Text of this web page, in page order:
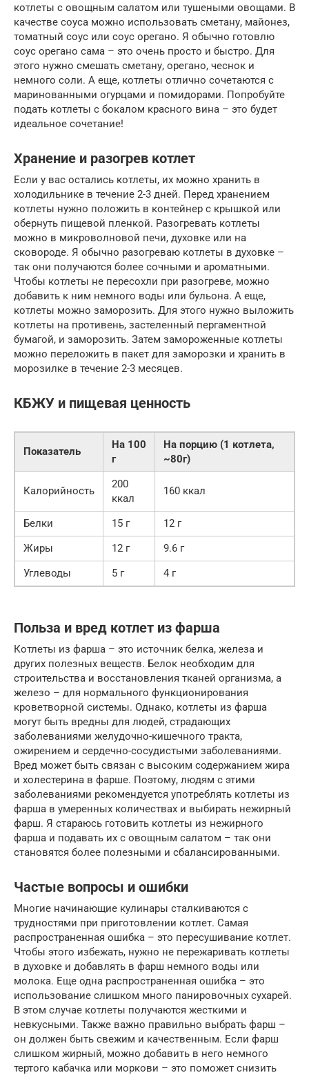
котлеты с овощным салатом или тушеными овощами. В
качестве соуса можно использовать сметану, майонез,
томатный соус или соус орегано. Я обычно готовлю
соус орегано сама – это очень просто и быстро. Для
этого нужно смешать сметану, орегано, чеснок и
немного соли. А еще, котлеты отлично сочетаются с
маринованными огурцами и помидорами. Попробуйте
подать котлеты с бокалом красного вина – это будет
идеальное сочетание!
Хранение и разогрев котлет
Если у вас остались котлеты, их можно хранить в
холодильнике в течение 2-3 дней. Перед хранением
котлеты нужно положить в контейнер с крышкой или
обернуть пищевой пленкой. Разогревать котлеты
можно в микроволновой печи, духовке или на
сковороде. Я обычно разогреваю котлеты в духовке –
так они получаются более сочными и ароматными.
Чтобы котлеты не пересохли при разогреве, можно
добавить к ним немного воды или бульона. А еще,
котлеты можно заморозить. Для этого нужно выложить
котлеты на противень, застеленный пергаментной
бумагой, и заморозить. Затем замороженные котлеты
можно переложить в пакет для заморозки и хранить в
морозилке в течение 2-3 месяцев.
КБЖУ и пищевая ценность
Показатель
На 100
г
На порцию (1 котлета,
~80г)
Калорийность
200
ккал
160 ккал
Белки 15 г
12 г
Жиры
12 г
9.6 г
Углеводы
5 г 4 г
Польза и вред котлет из фарша
Котлеты из фарша – это источник белка, железа и
других полезных веществ. Белок необходим для
строительства и восстановления тканей организма, а
железо – для нормального функционирования
кроветворной системы. Однако, котлеты из фарша
могут быть вредны для людей, страдающих
заболеваниями желудочно-кишечного тракта,
ожирением и сердечно-сосудистыми заболеваниями.
Вред может быть связан с высоким содержанием жира
и холестерина в фарше. Поэтому, людям с этими
заболеваниями рекомендуется употреблять котлеты из
фарша в умеренных количествах и выбирать нежирный
фарш. Я стараюсь готовить котлеты из нежирного
фарша и подавать их с овощным салатом – так они
становятся более полезными и сбалансированными.
Частые вопросы и ошибки
Многие начинающие кулинары сталкиваются с
трудностями при приготовлении котлет. Самая
распространенная ошибка – это пересушивание котлет.
Чтобы этого избежать, нужно не пережаривать котлеты
в духовке и добавлять в фарш немного воды или
молока. Еще одна распространенная ошибка – это
использование слишком много панировочных сухарей.
В этом случае котлеты получаются жесткими и
невкусными. Также важно правильно выбрать фарш –
он должен быть свежим и качественным. Если фарш
слишком жирный, можно добавить в него немного
тертого кабачка или моркови – это поможет снизить